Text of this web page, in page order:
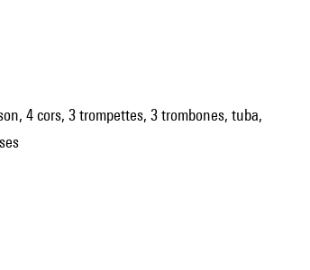
4 cors, 3 trompettes, 3 trombones, tuba,